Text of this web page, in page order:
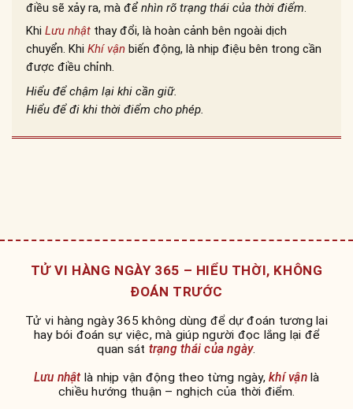
điều sẽ xảy ra, mà để nhìn rõ trạng thái của thời điểm.
Khi Lưu nhật thay đổi, là hoàn cảnh bên ngoài dịch
chuyển. Khi Khí vận biến động, là nhịp điệu bên trong cần
được điều chỉnh.
Hiểu để chậm lại khi cần giữ.
Hiểu để đi khi thời điểm cho phép.
TỬ VI HÀNG NGÀY 365 – HIỂU THỜI, KHÔNG
ĐOÁN TRƯỚC
Tử vi hàng ngày 365 không dùng để dự đoán tương lai
hay bói đoán sự việc, mà giúp người đọc lắng lại để
quan sát trạng thái của ngày.
Lưu nhậtlà nhịp vận động theo từng ngày, khí vậnlà
chiều hướng thuận – nghịch của thời điểm.